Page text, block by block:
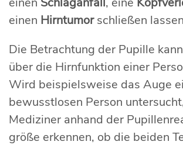
einen Hirntumorschließen
Die Betrachtung der Pupille
über die Hirnfunktion einer
Wird beispielsweise das Auge
bewusstlosen Person
Mediziner anhand der
größe erkennen, ob die beiden